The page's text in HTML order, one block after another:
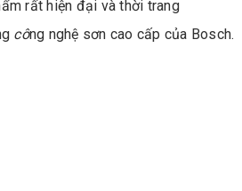
rất hiện đại và thời trang
công nghệ sơn cao cấp của Bosch.